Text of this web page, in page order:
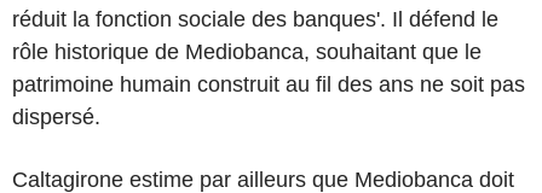
réduit la fonction sociale des banques'. Il défend le
rôle historique de Mediobanca, souhaitant que le
patrimoine humain construit au fil des ans ne soit pas
dispersé.
Caltagirone estime par ailleurs que Mediobanca doit